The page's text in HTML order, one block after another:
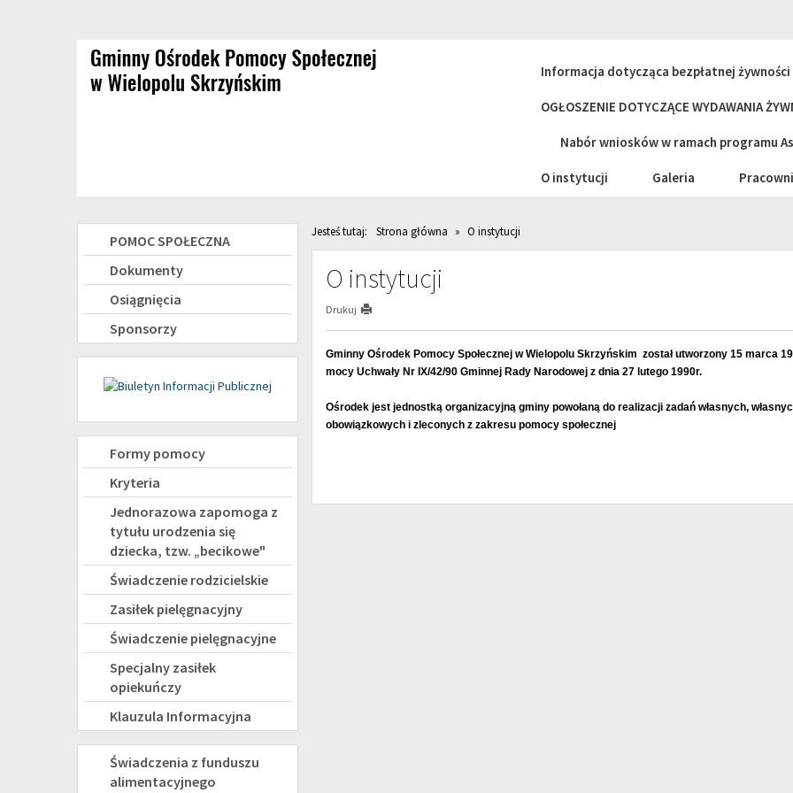
Informacja dotycząca bezpłatnej żywności
OGŁOSZENIE DOTYCZĄCE WYDAWANIA
Nabór wniosków w ramach programu
O instytucji Galeria
Menu
boczne
POMOC SPOŁECZNA
Dokumenty
Osiągnięcia
Sponsorzy
Świadczenia
rodzinne
Formy pomocy
Kryteria
Jednorazowa zapomoga z
tytułu urodzenia się
dziecka, tzw. „becikowe"
Świadczenie rodzicielskie
Zasiłek pielęgnacyjny
Świadczenie pielęgnacyjne
Specjalny zasiłek
opiekuńczy
Klauzula Informacyjna
FUNDUSZ
ALIMENTACYJNY
Świadczenia z funduszu
alimentacyjnego
Jesteś tutaj: Strona główna » O instytucji
O instytucji
Drukuj
Gminny Ośrodek Pomocy Społecznej w Wielopolu Skrzyńskim został utworzony 15 marca
mocy Uchwały Nr IX/42/90 Gminnej Rady Narodowej z dnia 27 lutego 1990r.
Ośrodek jest jednostką organizacyjną gminy powołaną do realizacji zadań własnych,
obowiązkowych i zleconych z zakresu pomocy społecznej